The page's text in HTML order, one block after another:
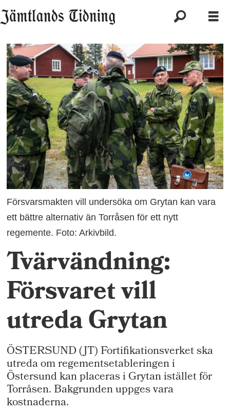
Försvarsmakten vill undersöka om Grytan kan vara
ett bättre alternativ än Torråsen för ett nytt
regemente. Foto: Arkivbild.
Tvärvändning:
Försvaret vill
utreda Grytan
ÖSTERSUND (JT) Fortifikationsverket ska
utreda om regementsetableringen i
Östersund kan placeras i Grytan istället för
Torråsen. Bakgrunden uppges vara
kostnaderna.